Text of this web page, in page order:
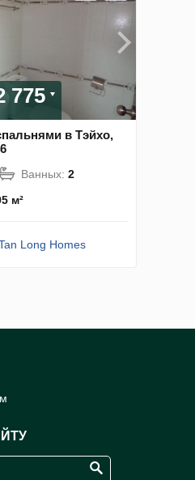
775
в Тэйхо,
Ванных: 2
м²
Long Homes